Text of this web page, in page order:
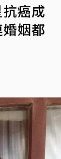
癌成
姻都